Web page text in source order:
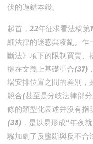
伏的過錯本錢。
起首，22年征求看法稿
細法律的迷惑與凌亂。乍
斷法》項下的限制買賣、
提在文義上基礎重合(37)
場安排位置之間的差別，
競合(甚至是分歧法律部
條的類型化表述并沒有指
(38)，是以易形成“年夜
驟加劇了反壟斷與反不合